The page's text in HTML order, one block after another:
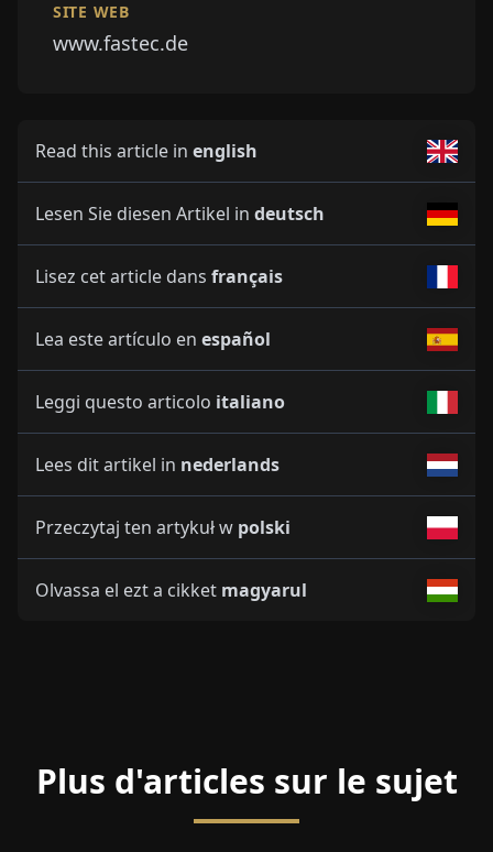
SITE WEB
www.fastec.de
Read this article in english
Lesen Sie diesen Artikel in deutsch
Lisez cet article dans français
Lea este artículo en español
Leggi questo articolo italiano
Lees dit artikel in nederlands
Przeczytaj ten artykuł w polski
Olvassa el ezt a cikket magyarul
Plus d'articles sur le sujet